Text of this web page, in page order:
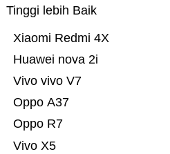
Tinggi lebih Baik
Vivo X5
Oppo R7
Oppo A37
Vivo vivo V7
Huawei nova 2i
Xiaomi Redmi 4X